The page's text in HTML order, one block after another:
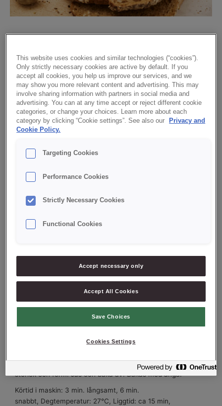
Fyrkornsbröd
Grundrecept
Fyrkornsbas ger ett smakfullt bröd med både korn, havre,
Mörkbrun sirap
100 g
ARBETSBESKRIVNING
vila ca 15 min. Väg upp och forma till bröd efter önskad
storlek och form. Jäs och baka av. Bakas med ånga.
Körtid i maskin: 3 min. långsamt, 6 min.
snabbt, Degtemperatur: 27°C, Liggtid: ca 15 min,
This website uses cookies and similar technologies (“cookies”).
Only strictly necessary cookies are active by default. If you
accept all cookies, you help us improve our services, and we
may show you more relevant content and advertising. This may
involve sharing information with partners in social media and
advertising. You can at any time accept or reject different cookie
categories, or change your choices. Learn more about each
category by clicking “Cookie settings”. See also our
Privacy and
Cookie Policy.
Targeting Cookies
Performance Cookies
Strictly Necessary Cookies
Functional Cookies
Accept necessary only
Accept All Cookies
Save Choices
Cookies Settings